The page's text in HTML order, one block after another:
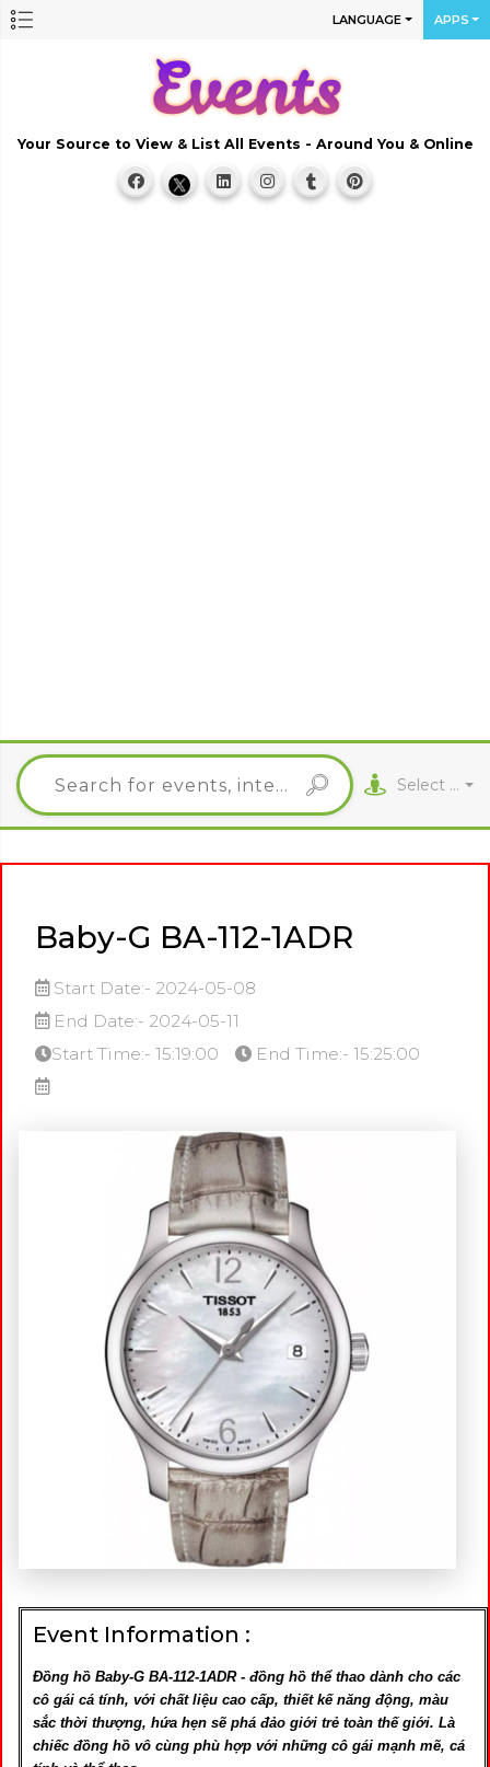
LANGUAGE APPS
Your Source to View & List All Events - Around You & Online
Select City
Baby-G BA-112-1ADR
Start Date:- 2024-05-08
End Date:- 2024-05-11
Start Time:- 15:19:00
End Time:- 15:25:00
Event Information :
Đồng hồ Baby-G BA-112-1ADR - đồng hồ thể thao dành cho các
cô gái cá tính, với chất liệu cao cấp, thiết kế năng động, màu
sắc thời thượng, hứa hẹn sẽ phá đảo giới trẻ toàn thế giới. Là
chiếc đồng hồ vô cùng phù hợp với những cô gái mạnh mẽ, cá